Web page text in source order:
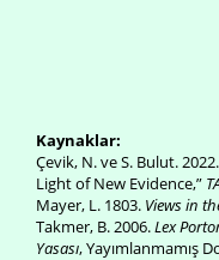
Kaynaklar:
Çevik, N. ve S. Bulut.
Light of New Evidence,”
Mayer, L. 1803. Views in
Takmer, B. 2006.Lex
Yasası, Yayımlanmamış